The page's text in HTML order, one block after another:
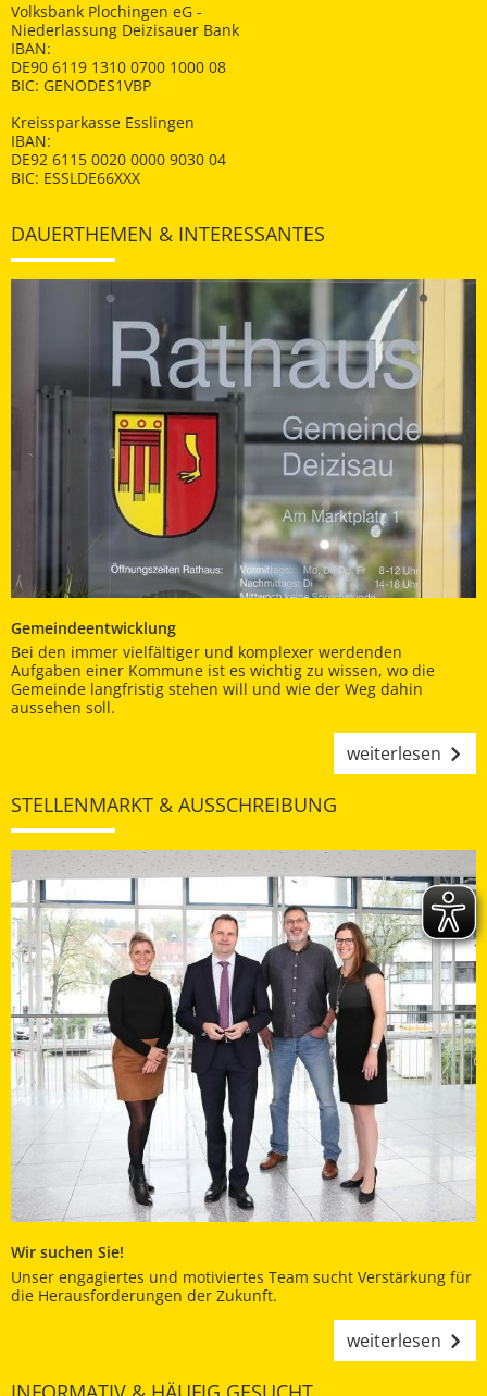
Volksbank Plochingen eG -
Niederlassung Deizisauer Bank
IBAN:
DE90 6119 1310 0700 1000 08
BIC: GENODES1VBP
Kreissparkasse Esslingen
IBAN:
DE92 6115 0020 0000 9030 04
BIC: ESSLDE66XXX
DAUERTHEMEN & INTERESSANTES
Gemeindeentwicklung
Bei den immer vielfältiger und komplexer werdenden
Aufgaben einer Kommune ist es wichtig zu wissen, wo die
Gemeinde langfristig stehen will und wie der Weg dahin
aussehen soll.
weiterlesen
STELLENMARKT & AUSSCHREIBUNG
Wir suchen Sie!
Unser engagiertes und motiviertes Team sucht Verstärkung für
die Herausforderungen der Zukunft.
weiterlesen